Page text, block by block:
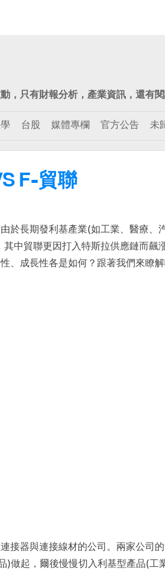
，只有財報分析，產業資訊，還有
台股 媒體專欄 官方公告 未
F-貿聯
於長期發利基產業(如工業、醫療、
中貿聯更因打入特斯拉供應鏈而飆
、成長性各是如何？跟著我們來瞭解
接器與連接線材的公司。兩家公司
)做起，爾後慢慢切入利基型產品(工